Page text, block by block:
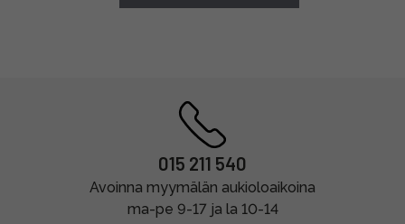
015 211 540
Avoinna myymälän aukioloaikoina
ma-pe 9-17 ja la 10-14